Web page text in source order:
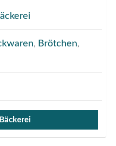
, Brötchen,